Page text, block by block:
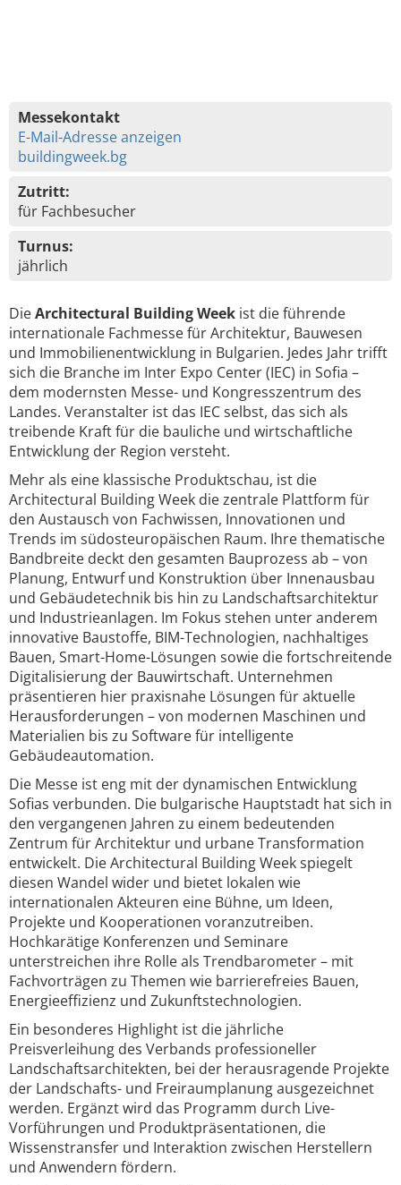
Messekontakt
E-Mail-Adresse anzeigen
buildingweek.bg
Zutritt:
für Fachbesucher
Turnus:
jährlich
DieArchitectural Building Week ist die führende
internationale Fachmesse für Architektur, Bauwesen
und Immobilienentwicklung in Bulgarien. Jedes Jahr trifft
sich die Branche im Inter Expo Center (IEC) in Sofia –
dem modernsten Messe- und Kongresszentrum des
Landes. Veranstalter ist das IEC selbst, das sich als
treibende Kraft für die bauliche und wirtschaftliche
Entwicklung der Region versteht.
Mehr als eine klassische Produktschau, ist die
Architectural Building Week die zentrale Plattform für
den Austausch von Fachwissen, Innovationen und
Trends im südosteuropäischen Raum. Ihre thematische
Bandbreite deckt den gesamten Bauprozess ab – von
Planung, Entwurf und Konstruktion über Innenausbau
und Gebäudetechnik bis hin zu Landschaftsarchitektur
und Industrieanlagen. Im Fokus stehen unter anderem
innovative Baustoffe, BIM-Technologien, nachhaltiges
Bauen, Smart-Home-Lösungen sowie die fortschreitende
Digitalisierung der Bauwirtschaft. Unternehmen
präsentieren hier praxisnahe Lösungen für aktuelle
Herausforderungen – von modernen Maschinen und
Materialien bis zu Software für intelligente
Gebäudeautomation.
Die Messe ist eng mit der dynamischen Entwicklung
Sofias verbunden. Die bulgarische Hauptstadt hat sich in
den vergangenen Jahren zu einem bedeutenden
Zentrum für Architektur und urbane Transformation
entwickelt. Die Architectural Building Week spiegelt
diesen Wandel wider und bietet lokalen wie
internationalen Akteuren eine Bühne, um Ideen,
Projekte und Kooperationen voranzutreiben.
Hochkarätige Konferenzen und Seminare
unterstreichen ihre Rolle als Trendbarometer – mit
Fachvorträgen zu Themen wie barrierefreies Bauen,
Energieeffizienz und Zukunftstechnologien.
Ein besonderes Highlight ist die jährliche
Preisverleihung des Verbands professioneller
Landschaftsarchitekten, bei der herausragende Projekte
der Landschafts- und Freiraumplanung ausgezeichnet
werden. Ergänzt wird das Programm durch Live-
Vorführungen und Produktpräsentationen, die
Wissenstransfer und Interaktion zwischen Herstellern
und Anwendern fördern.